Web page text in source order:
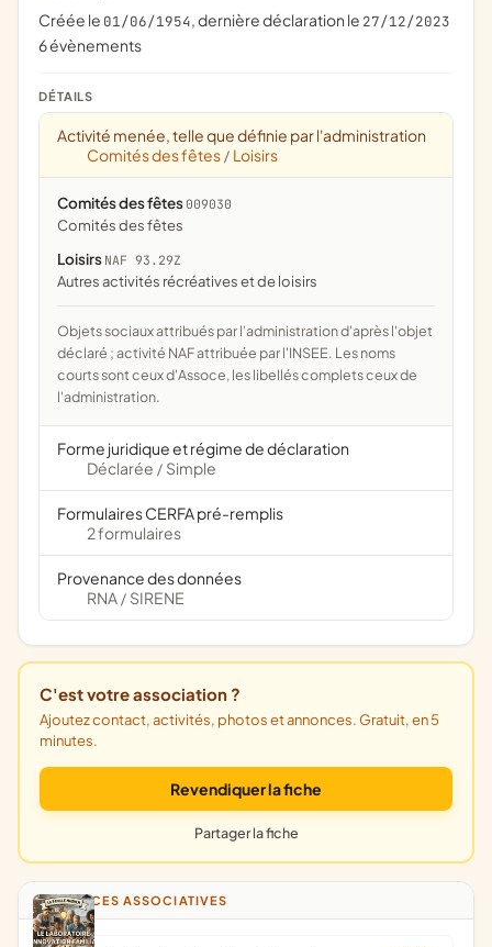
Créée le 01/06/1954, dernière déclaration le 27/12/2023
6 évènements
DÉTAILS
Activité menée, telle que définie par l'administration
Comités des fêtes / Loisirs
Comités des fêtes 009030
comités des fêtes
Loisirs NAF 93.29Z
Autres activités récréatives et de loisirs
Objets sociaux attribués par l'administration d'après l'objet
déclaré ; activité NAF attribuée par l'INSEE. Les noms
courts sont ceux d'Assoce, les libellés complets ceux de
l'administration.
Forme juridique et régime de déclaration
Déclarée / Simple
Formulaires CERFA pré-remplis
2 formulaires
Provenance des données
RNA / SIRENE
C'est votre association ?
Ajoutez contact, activités, photos et annonces. Gratuit, en 5
minutes.
Revendiquer la fiche
Partager la fiche
ANNONCES ASSOCIATIVES